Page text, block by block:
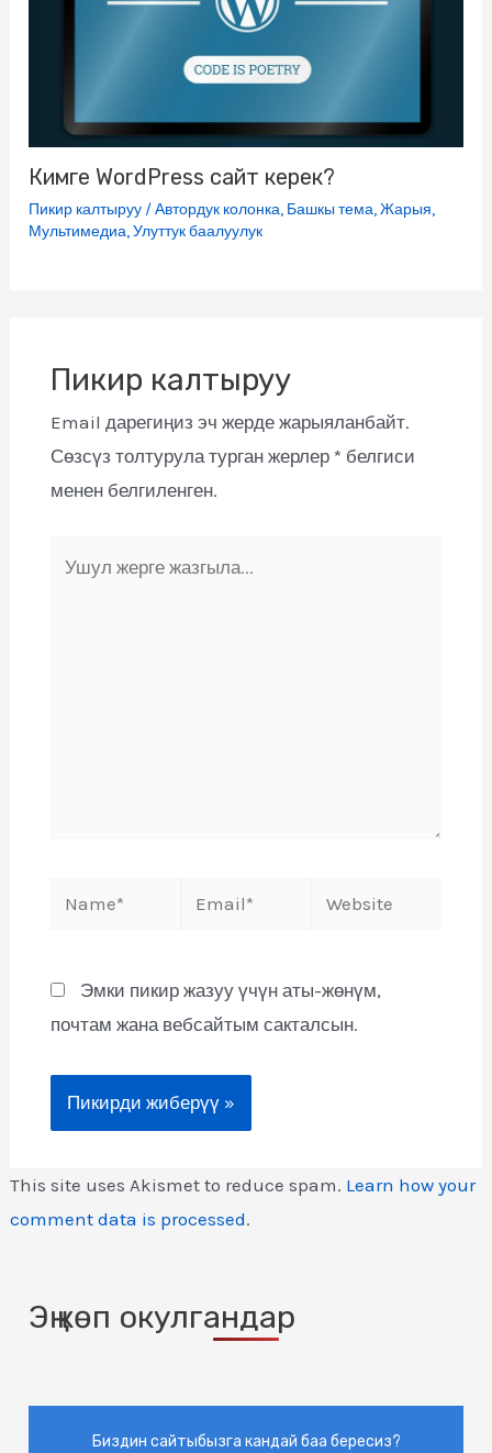
Кимге WordPress сайт керек?
Пикир калтыруу /Автордук колонка, Башкы тема,Жарыя,
Мультимедиа,Улуттук баалуулук
Пикир калтыруу
Email дарегиңиз эч жерде жарыяланбайт.
Сөзсүз толтурула турган жерлер * белгиси
менен белгиленген.
Эмки пикир жазуу үчүн аты-жөнүм,
почтам жана вебсайтым сакталсын.
This site uses Akismet to reduce spam. Learn how your
comment data is processed.
Эң көп окулгандар
Биздин сайтыбызга кандай баа бересиз?